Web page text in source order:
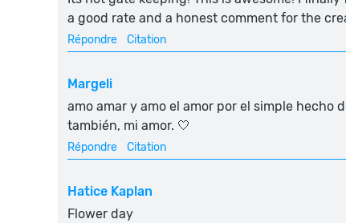
a good rate and a honest comment for the
Répondre Citation
Margeli
amo amar y amo el amor por el simple hecho
también, mi amor. 🤍
Répondre Citation
Hatice Kaplan
Flower day